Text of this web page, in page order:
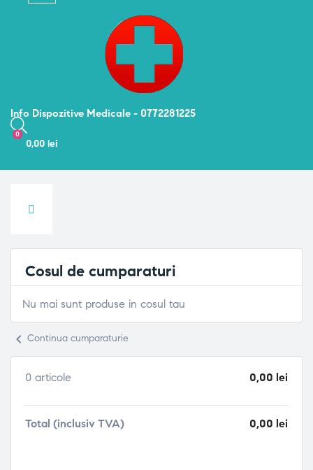
Info Dispozitive Medicale - 0772281225
0
0,00 lei
Cosul de cumparaturi
Nu mai sunt produse in cosul tau
chevron_left Continua cumparaturie
0 articole 0,00 lei
Total (inclusiv TVA) 0,00 lei